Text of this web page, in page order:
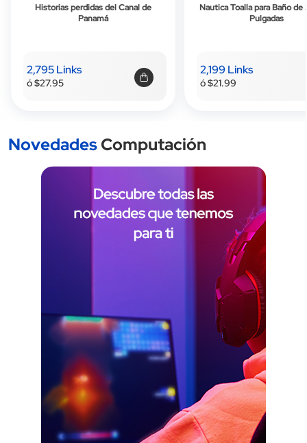
Historias perdidas del Canal de
Panamá
2,795 Links
ó $27.95
Nautica Toalla para Baño de
Pulgadas
2,199 Links
ó $21.99
NovedadesComputación